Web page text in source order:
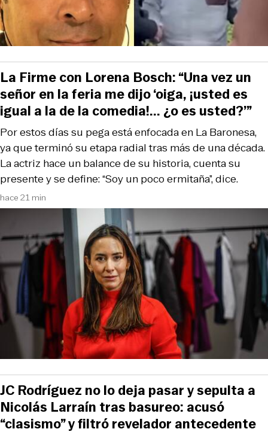
hace 21 min
Por estos días su pega está enfocada en La Baronesa,
ya que terminó su etapa radial tras más de una década.
La actriz hace un balance de su historia, cuenta su
presente y se define: “Soy un poco ermitaña”, dice.
La Firme con Lorena Bosch: “Una vez un
señor en la feria me dijo ‘oiga, ¡usted es
igual a la de la comedia!... ¿o es usted?’”
JC Rodríguez no lo deja pasar y sepulta a
Nicolás Larraín tras basureo: acusó
“clasismo” y filtró revelador antecedente